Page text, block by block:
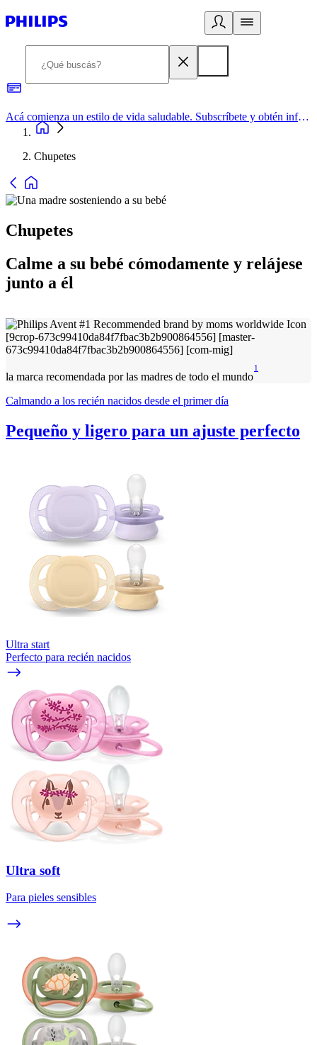
Acá comienza un estilo de vida saludable. Subscríbete y obtén información de primera mano
Chupetes
Chupetes
Calme a su bebé cómodamente y relájese
junto a él
la marca recomendada por las madres de todo el mundo
1
Calmando a los recién nacidos desde el primer día
Pequeño y ligero para un ajuste perfecto
Ultra start
Perfecto para recién nacidos
Ultra soft
Para pieles sensibles